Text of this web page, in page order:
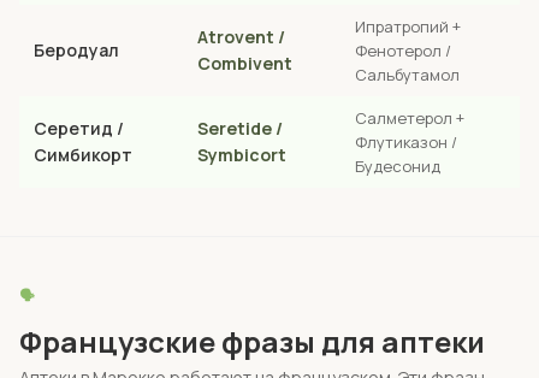
Беродуал
Atrovent /
Combivent
Ипратропий +
Фенотерол /
Сальбутамол
Серетид /
Симбикорт
Seretide /
Symbicort
Салметерол +
Флутиказон /
Будесонид
🗣️
Французские фразы для аптеки